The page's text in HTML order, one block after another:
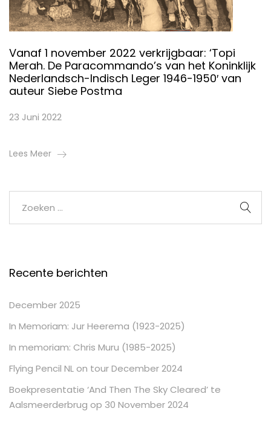
Vanaf 1 november 2022 verkrijgbaar: ‘Topi
Merah. De Paracommando’s van het Koninklijk
Nederlandsch-Indisch Leger 1946-1950′ van
auteur Siebe Postma
23 Juni 2022
Lees Meer
Recente berichten
December 2025
In Memoriam: Jur Heerema (1923-2025)
In memoriam: Chris Muru (1985-2025)
Flying Pencil NL on tour December 2024
Boekpresentatie ‘And Then The Sky Cleared’ te
Aalsmeerderbrug op 30 November 2024